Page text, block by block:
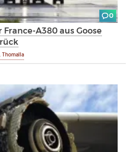
0
A380 aus Goose